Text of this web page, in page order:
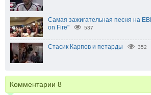
Самая зажигательная песня на
on Fire"
537
Стасик Карпов и петарды 352
Комментарии 8